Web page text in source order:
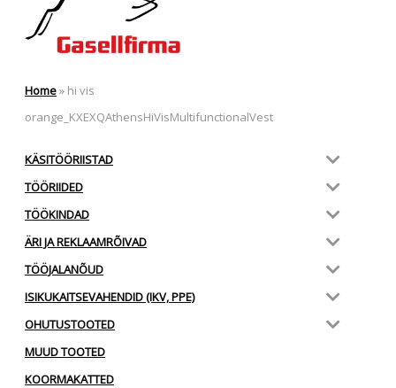
Home» hi vis
orange_KXEXQAthensHiVisMultifunctionalVest
KÄSITÖÖRIISTAD
TÖÖRIIDED
TÖÖKINDAD
ÄRI JA REKLAAMRÕIVAD
TÖÖJALANÕUD
ISIKUKAITSEVAHENDID (IKV, PPE)
OHUTUSTOOTED
MUUD TOOTED
KOORMAKATTED